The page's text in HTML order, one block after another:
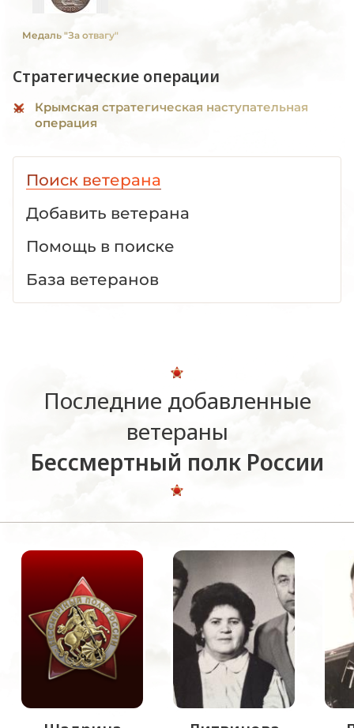
Медаль "За отвагу"
Стратегические операции
Крымская стратегическая наступательная
операция
Поиск ветерана
Добавить ветерана
Помощь в поиске
База ветеранов
Последние добавленные
ветераны
Бессмертный полк России